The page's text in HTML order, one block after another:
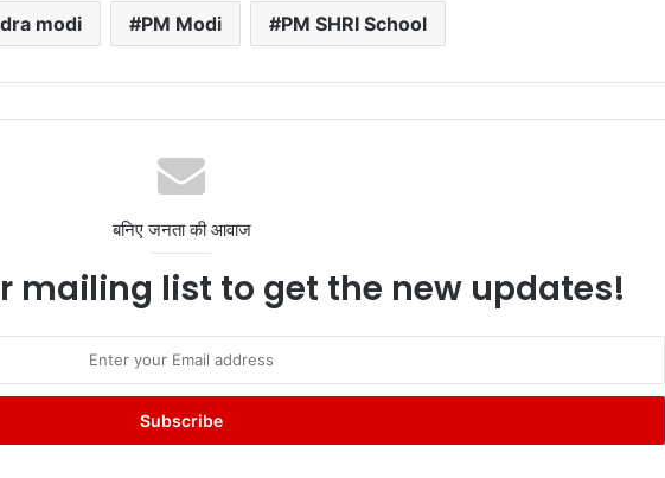
modi PM Modi PM SHRI School
बनिए जनता की आवाज
mailing list to get the new updates!